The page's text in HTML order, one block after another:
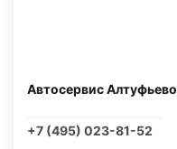
Автосервис Алтуфьево
+7 (495) 023-81-52